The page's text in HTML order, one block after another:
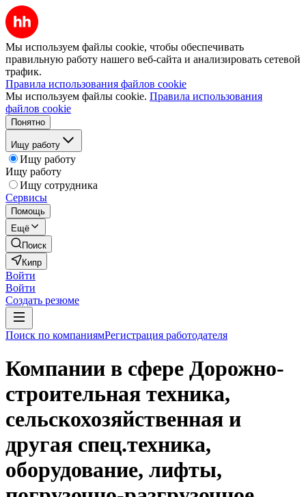
Мы используем файлы cookie, чтобы обеспечивать
правильную работу нашего веб-сайта и анализировать сетевой
трафик.
Правила использования файлов cookie
Мы используем файлы cookie. Правила использования
файлов cookie
Понятно
Ищу работу
Ищу работу
Ищу работу
Ищу сотрудника
Сервисы
Помощь
Ещё
Поиск
Кипр
Войти
Войти
Создать резюме
Поиск по компаниямРегистрация работодателя
Компании в сфере Дорожно-
строительная техника,
сельскохозяйственная и
другая спец.техника,
оборудование, лифты,